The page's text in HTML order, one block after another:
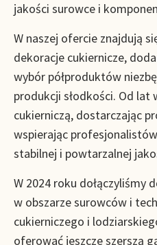
jakości surowce i
W naszej ofercie znajdują
dekoracje cukiernicze,
wybór półproduktów
produkcji słodkości. Od lat
cukierniczą, dostarczając
wspierając
stabilnej i powtarzalnej
W 2024 roku dołączyliśmy
w obszarze surowców i
cukierniczego i
oferować jeszcze szerszą